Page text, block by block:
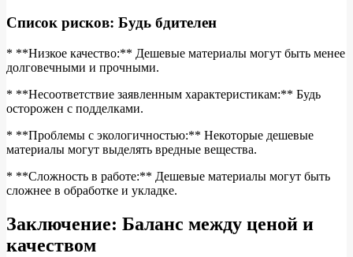
Список рисков: Будь бдителен
* **Низкое качество:** Дешевые материалы могут быть менее
долговечными и прочными.
* **Несоответствие заявленным характеристикам:** Будь
осторожен с подделками.
* **Проблемы с экологичностью:** Некоторые дешевые
материалы могут выделять вредные вещества.
* **Сложность в работе:** Дешевые материалы могут быть
сложнее в обработке и укладке.
Заключение: Баланс между ценой и
качеством